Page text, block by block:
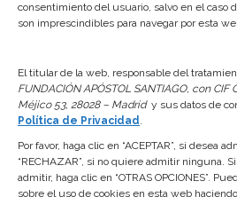
consentimiento del usuario, salvo en el caso
son imprescindibles para navegar por esta
El titular de la web, responsable del
FUNDACIÓN APÓSTOL SANTIAGO, con
Méjico 53, 28028 – Madridy sus datos de
Política de Privacidad.
Por favor, haga clic en “ACEPTAR”, si desea
“RECHAZAR”, si no quiere admitir ninguna.
admitir, haga clic en “OTRAS OPCIONES”.
sobre el uso de cookies en esta web
24 junio, 2026
Normativa de Reservas
24 junio, 2026
7 abril, 2026